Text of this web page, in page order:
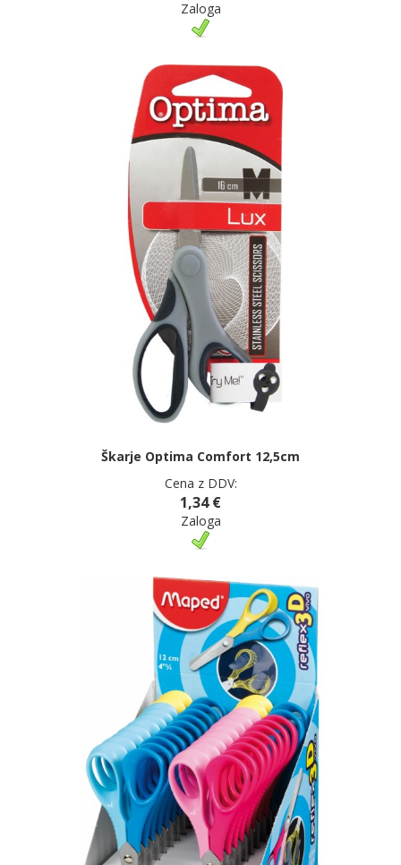
Zaloga
Škarje Optima Comfort 12,5cm
Cena z DDV:
1,34 €
Zaloga